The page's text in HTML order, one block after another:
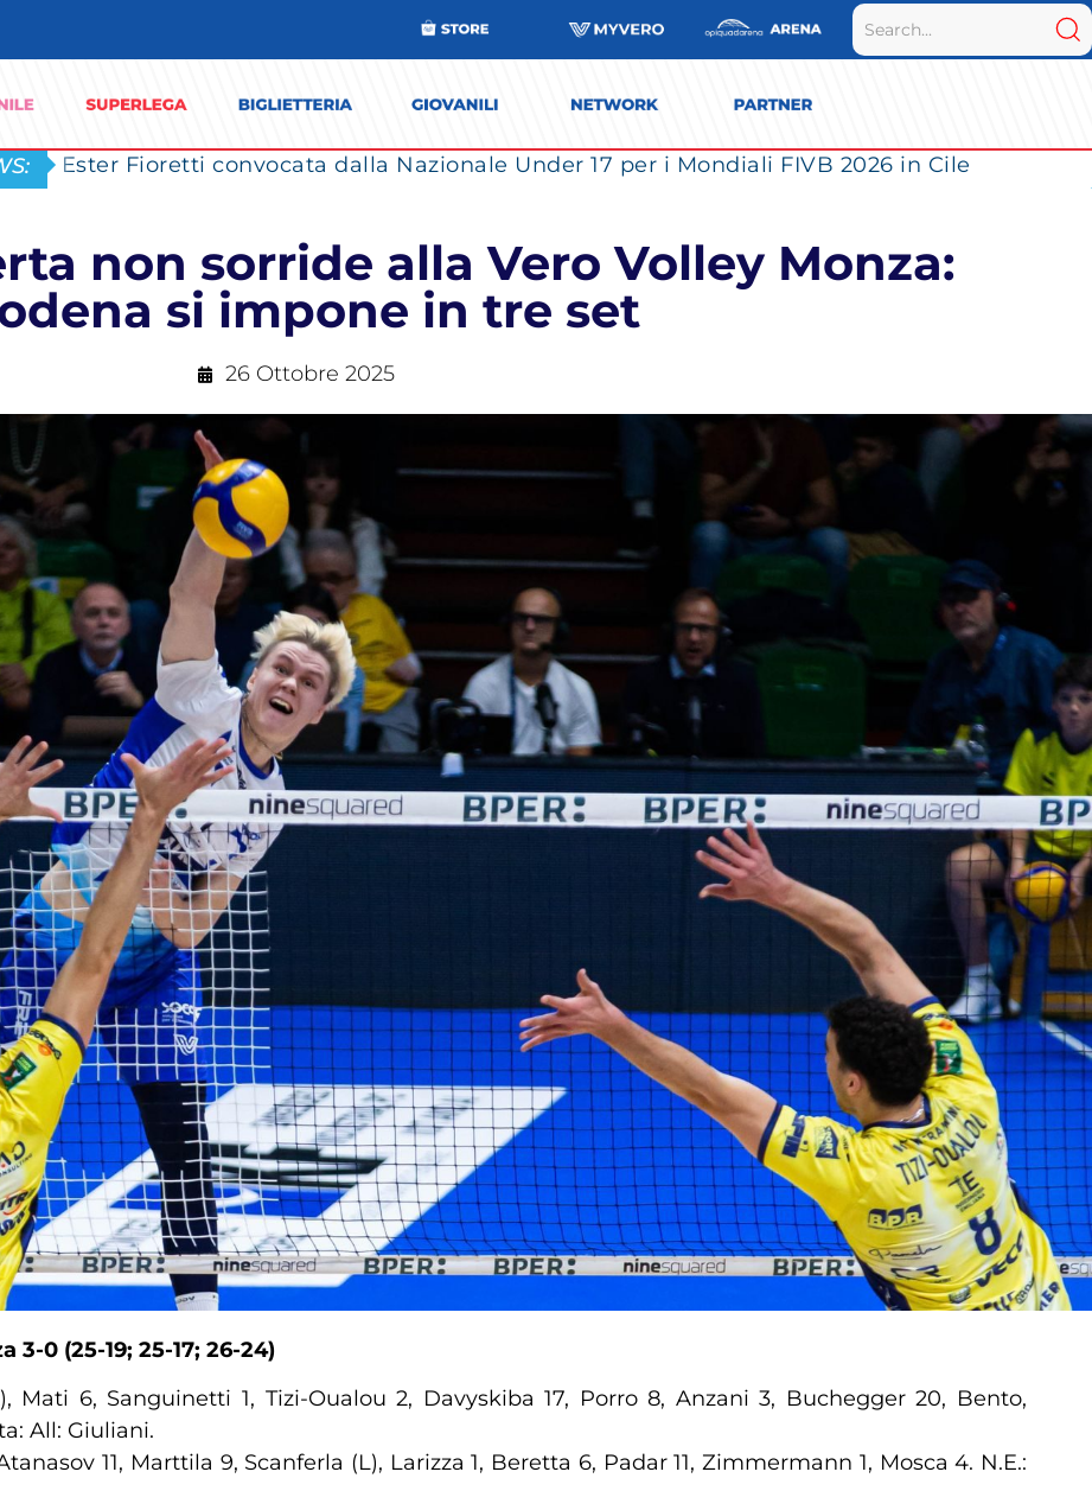
Ester Fioretti convocata dalla Nazionale Under 17 per i Mondiali FIVB 2026 in Cile
non sorride alla Vero Volley Monza:
si impone in tre set
26 Ottobre 2025
3-0 (25-19; 25-17; 26-24)
Mati 6, Sanguinetti 1, Tizi-Oualou 2, Davyskiba 17, Porro 8, Anzani 3, Buchegger 20, Bento,
All: Giuliani.
11, Marttila 9, Scanferla (L), Larizza 1, Beretta 6, Padar 11, Zimmermann 1, Mosca 4. N.E.: